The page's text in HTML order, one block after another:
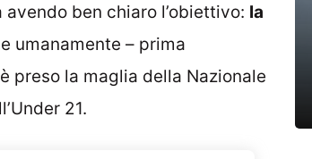
ben chiaro l’obiettivo: la
umanamente – prima
preso la maglia della Nazionale
21.